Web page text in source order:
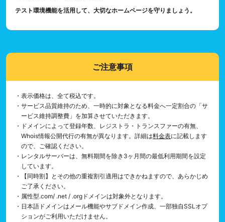
テスト環境機能を活用して、大切なホームページを守りましょう。
ご注意事項
・表示価格は、全て税込です。
・サービス品質維持のため、一時的に対象となる料金へ一定割合の「サ
ービス維持調整費」を加算させていただきます。
・ドメインによって登録年数、レジストラ・トランスファーの有無、
Whois情報公開代行の有無が異なります。詳細は料金表に記載します
ので、ご確認ください。
・レンタルサーバーは、無料期間を除き3ヶ月間の最低利用期間を設定
しています。
・【同時割】とその他の重複割引適用はできかねますので、あらかじめ
ご了承ください。
・属性型.com/ .net / .orgドメインは対象外となります。
・日本語ドメインはメール機能やサブドメイン作成、一部独自SSLオプ
ションがご利用いただけません。